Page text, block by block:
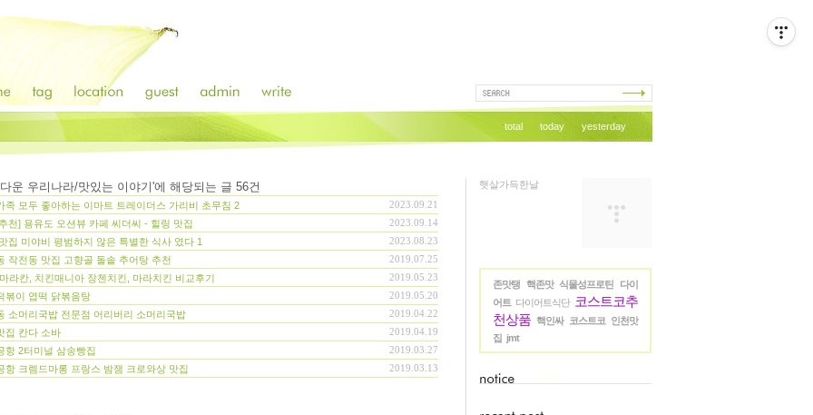
total today yesterday
햇살가득한날
존맛탱 핵존맛 식물성프로틴
다이
어트 다이어트식단 코스트코추
천상품 핵인싸 코스트코 인천맛
집 jmt
운 우리나라/맛있는 이야기'에 해당되는 글 56건
2023.09.21
족 모두 좋아하는 이마트 트레이더스 가리비 초무침 2
2023.09.14
천] 용유도 오션뷰 카페 씨더씨 - 힐링 맛집
2023.08.23
집 미야비 평범하지 않은 특별한 식사 였다 1
2019.07.25
작전동 맛집 고향골 돌솥 추어탕 추천
2019.05.23
라칸, 치킨매니아 장첸치킨, 마라치킨 비교후기
2019.05.20
볶이 엽떡 닭볶음탕
2019.04.22
소머리국밥 전문점 어리버리 소머리국밥
2019.04.19
집 칸다 소바
2019.03.27
항 2터미널 삼송빵집
2019.03.13
항 크렘드마롱 프랑스 밤잼 크로와상 맛집